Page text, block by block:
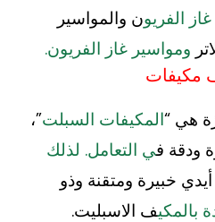
الفريون والمواسير
ومواسير غاز الفريون.
مكيفات
هي “المكيفات السبلت”،
ودقة في التعامل. لذلك
خبيرة ومتقنة وذو
بالمكيف الاسبليت.